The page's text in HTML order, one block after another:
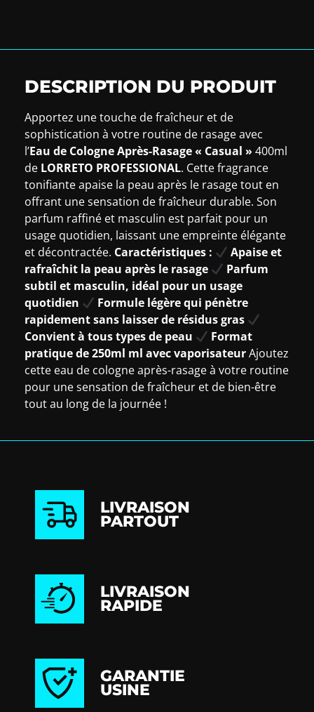
DESCRIPTION DU PRODUIT
Apportez une touche de fraîcheur et de
sophistication à votre routine de rasage avec
l’Eau de Cologne Après-Rasage « Casual » 400ml
de LORRETO PROFESSIONAL. Cette fragrance
tonifiante apaise la peau après le rasage tout en
offrant une sensation de fraîcheur durable. Son
parfum raffiné et masculin est parfait pour un
usage quotidien, laissant une empreinte élégante
et décontractée. Caractéristiques :
Apaise et
rafraîchit la peau après le rasage
Parfum
subtil et masculin, idéal pour un usage
quotidien
Formule légère qui pénètre
rapidement sans laisser de résidus gras
Convient à tous types de peau
Format
pratique de 250ml ml avec vaporisateurAjoutez
cette eau de cologne après-rasage à votre routine
pour une sensation de fraîcheur et de bien-être
tout au long de la journée !
LIVRAISON
PARTOUT
LIVRAISON
RAPIDE
GARANTIE
USINE